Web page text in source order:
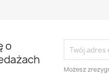
o
Możesz